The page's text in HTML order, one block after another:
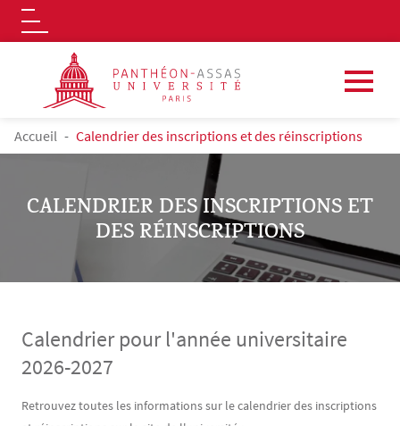
Aller au contenu principal
Logo
FIL D'ARIANE
Accueil Calendrier des inscriptions et des réinscriptions
CALENDRIER DES INSCRIPTIONS ET
DES RÉINSCRIPTIONS
Calendrier pour l'année universitaire
2026-2027
Contenu
Texte
Retrouvez toutes les informations sur le calendrier des inscriptions